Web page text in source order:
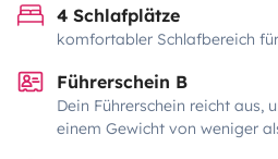
4 Schlafplätze
komfortabler Schlafbereich
Führerschein B
Dein Führerschein reicht aus,
einem Gewicht von weniger